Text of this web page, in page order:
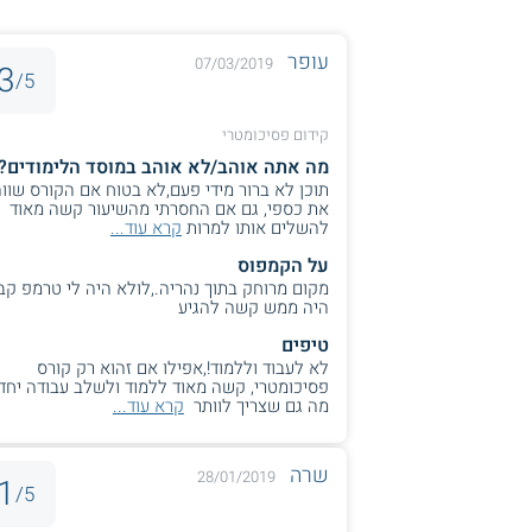
עופר 07/03/2019
5/
קידום פסיכומטרי
מה אתה אוהב/לא אוהב במוסד
תוכן לא ברור מידי פעם,לא בטוח אם הקורס
את כספי, גם אם החסרתי מהשיעור קשה מאוד
להשלים אותו למרות קרא עוד...
על הקמפוס
מקום מרוחק בתוך נהריה.,לולא היה לי טרמפ
היה ממש קשה להגיע
טיפים
לא לעבוד וללמוד!,אפילו אם זהוא רק קורס
פסיכומטרי, קשה מאוד ללמוד ולשלב עבודה
מה גם שצריך לוותר קרא עוד...
שרה 28/01/2019
5/